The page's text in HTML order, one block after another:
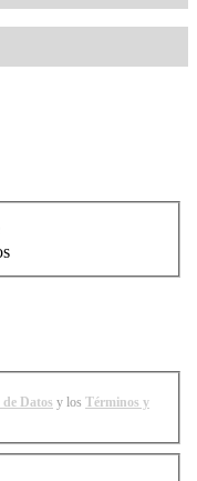
de Datos y los Términos y